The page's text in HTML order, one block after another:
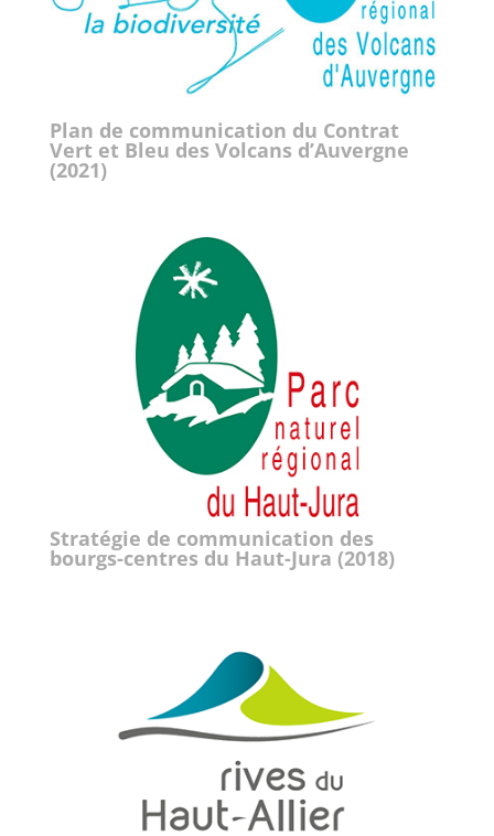
Plan de communication du Contrat
Vert et Bleu des Volcans d’Auvergne
(2021)
Stratégie de communication des
bourgs-centres du Haut-Jura (2018)